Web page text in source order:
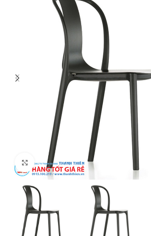
Click to enlarge